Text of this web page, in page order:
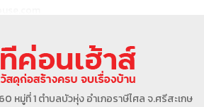
หมู่ที่ 1 ตำบลบัวหุ่ง อำเภอราษีไศล จ.ศรีสะเกษ